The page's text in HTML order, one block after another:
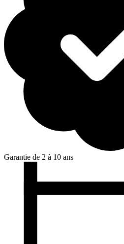
Garantie de 2 à 10 ans